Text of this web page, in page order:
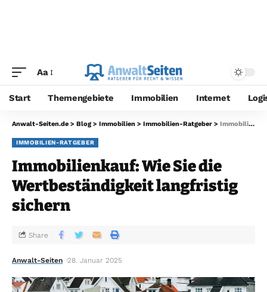
Aa
Start Themengebiete Immobilien Internet
Anwalt-Seiten.de > Blog > Immobilien > Immobilien-Ratgeber > Immobilienkauf: Wie Sie die Wertbeständigkeit langfristig sichern
IMMOBILIEN-RATGEBER
Immobilienkauf: Wie Sie die
Wertbeständigkeit langfristig
sichern
Anwalt-Seiten 28. Januar 2025
Share